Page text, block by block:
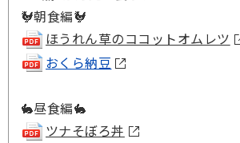
🐓朝食編🐓
ほうれん草のココットオムレツ
おくら納豆
🐇昼食編🐇
ツナそぼろ丼